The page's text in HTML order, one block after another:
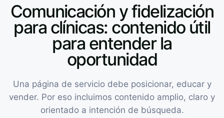
Comunicación y fidelización
para clínicas: contenido útil
para entender la
oportunidad
Una página de servicio debe posicionar, educar y
vender. Por eso incluimos contenido amplio, claro y
orientado a intención de búsqueda.